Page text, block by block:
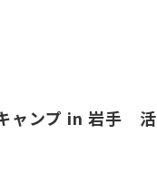
ャンプ in 岩手 活